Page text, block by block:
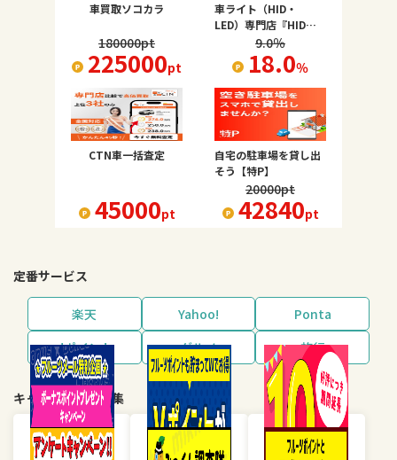
車買取ソコカラ
180000pt
225000pt
車ライト（HID・
LED）専門店『HID
9.0％
18.0％
CTN車一括査定
45000pt
自宅の駐車場を貸し出
そう【特P】
20000pt
42840pt
定番サービス
楽天 Yahoo!
Ponta
dポイント
グルメ 旅行
キャンペーン・特集